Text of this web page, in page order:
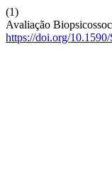
(1)
Avaliação
https://doi.org/